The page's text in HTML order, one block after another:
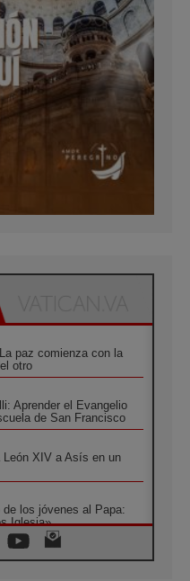
paz comienza con la
otro
Aprender el Evangelio
de San Francisco
León XIV a Asís en un
de los jóvenes al Papa:
Iglesia»
los coloquios en Roma en